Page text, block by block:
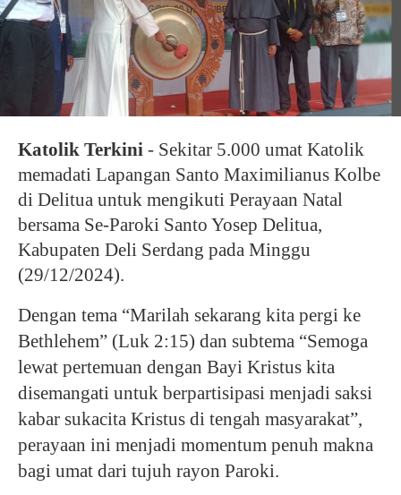
Katolik Terkini - Sekitar 5.000 umat Katolik
memadati Lapangan Santo Maximilianus Kolbe
di Delitua untuk mengikuti Perayaan Natal
bersama Se-Paroki Santo Yosep Delitua,
Kabupaten Deli Serdang pada Minggu
(29/12/2024).
Dengan tema “Marilah sekarang kita pergi ke
Bethlehem” (Luk 2:15) dan subtema “Semoga
lewat pertemuan dengan Bayi Kristus kita
disemangati untuk berpartisipasi menjadi saksi
kabar sukacita Kristus di tengah masyarakat”,
perayaan ini menjadi momentum penuh makna
bagi umat dari tujuh rayon Paroki.